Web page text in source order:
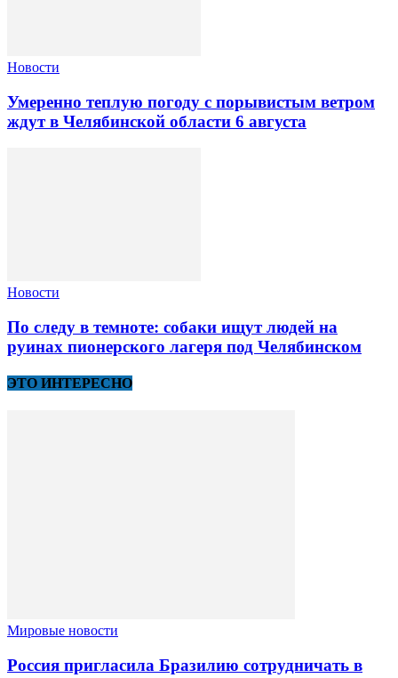
Новости
Умеренно теплую погоду с порывистым ветром
ждут в Челябинской области 6 августа
Новости
По следу в темноте: собаки ищут людей на
руинах пионерского лагеря под Челябинском
ЭТО ИНТЕРЕСНО
Мировые новости
Россия пригласила Бразилию сотрудничать в